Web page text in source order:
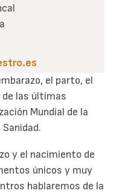
el parto, el
las últimas
Mundial de la
y el nacimiento de
únicos y muy
hablaremos de la